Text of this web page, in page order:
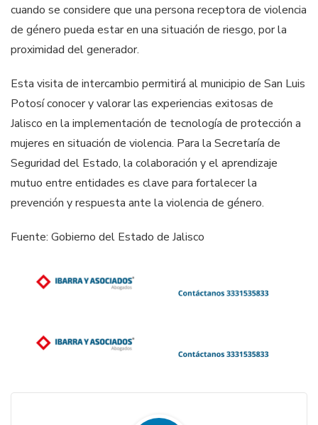
cuando se considere que una persona receptora de violencia
de género pueda estar en una situación de riesgo, por la
proximidad del generador.
Esta visita de intercambio permitirá al municipio de San Luis
Potosí conocer y valorar las experiencias exitosas de
Jalisco en la implementación de tecnología de protección a
mujeres en situación de violencia. Para la Secretaría de
Seguridad del Estado, la colaboración y el aprendizaje
mutuo entre entidades es clave para fortalecer la
prevención y respuesta ante la violencia de género.
Fuente: Gobierno del Estado de Jalisco